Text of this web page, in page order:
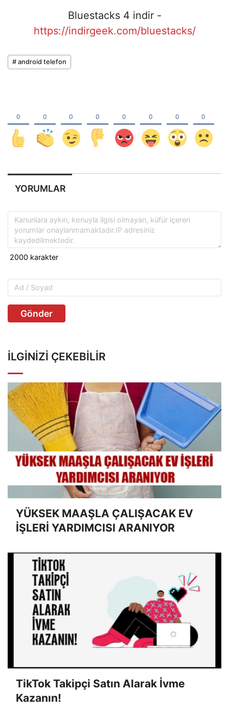
Bluestacks 4 indir -
https://indirgeek.com/bluestacks/
# android telefon
YORUMLAR
Gönder
İLGINIZI ÇEKEBILIR
YÜKSEK MAAŞLA ÇALIŞACAK EV
İŞLERİ YARDIMCISI ARANIYOR
TikTok Takipçi Satın Alarak İvme
Kazanın!